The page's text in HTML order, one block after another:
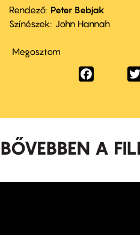
Rendező Peter Bebjak
Színészek
John Hannah
Megosztom
Facebook
BŐVEBBEN A